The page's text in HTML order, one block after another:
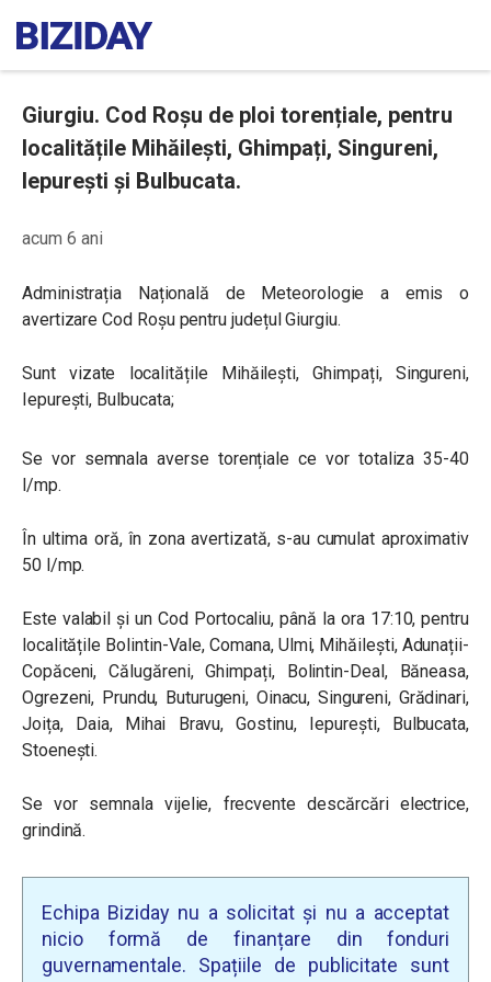
Giurgiu. Cod Roșu de ploi torențiale, pentru
localitățile Mihăilești, Ghimpați, Singureni,
Iepurești și Bulbucata.
acum 6 ani
Administrația Națională de Meteorologie a emis o
avertizare Cod Roșu pentru județul Giurgiu.
Sunt vizate localitățile Mihăilești, Ghimpați, Singureni,
Iepurești, Bulbucata;
Se vor semnala averse torențiale ce vor totaliza 35-40
l/mp.
În ultima oră, în zona avertizată, s-au cumulat aproximativ
50 l/mp.
Este valabil și un Cod Portocaliu, până la ora 17:10, pentru
localitățile Bolintin-Vale, Comana, Ulmi, Mihăilești, Adunații-
Copăceni, Călugăreni, Ghimpați, Bolintin-Deal, Băneasa,
Ogrezeni, Prundu, Buturugeni, Oinacu, Singureni, Grădinari,
Joița, Daia, Mihai Bravu, Gostinu, Iepurești, Bulbucata,
Stoenești.
Se vor semnala vijelie, frecvente descărcări electrice,
grindină.
Echipa Biziday nu a solicitat și nu a acceptat
nicio formă de finanțare din fonduri
guvernamentale. Spațiile de publicitate sunt